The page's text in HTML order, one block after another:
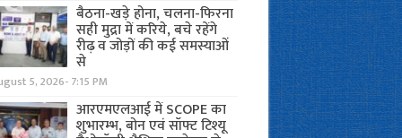
बैठना-खड़े होना, चलना-फिरना
सही मुद्रा में करिये, बचे रहेंगे
रीढ़ व जोड़ों की कई समस्याओं
से
5, 2026- 7:15 PM
आरएमएलआई में SCOPE का
शुभारम्भ, बोन एवं सॉफ्ट टिश्यू